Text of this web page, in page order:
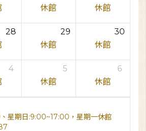
休館
休館
28
29
休館
30
休館
4
5
休館
6
休館
星期日:9:00~17:00，星期一休館